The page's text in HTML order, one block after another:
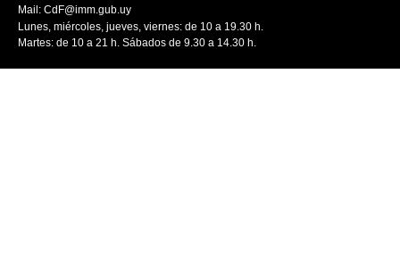
Mail: CdF@imm.gub.uy
Lunes, miércoles, jueves, viernes: de 10 a 19.30 h.
Martes: de 10 a 21 h. Sábados de 9.30 a 14.30 h.